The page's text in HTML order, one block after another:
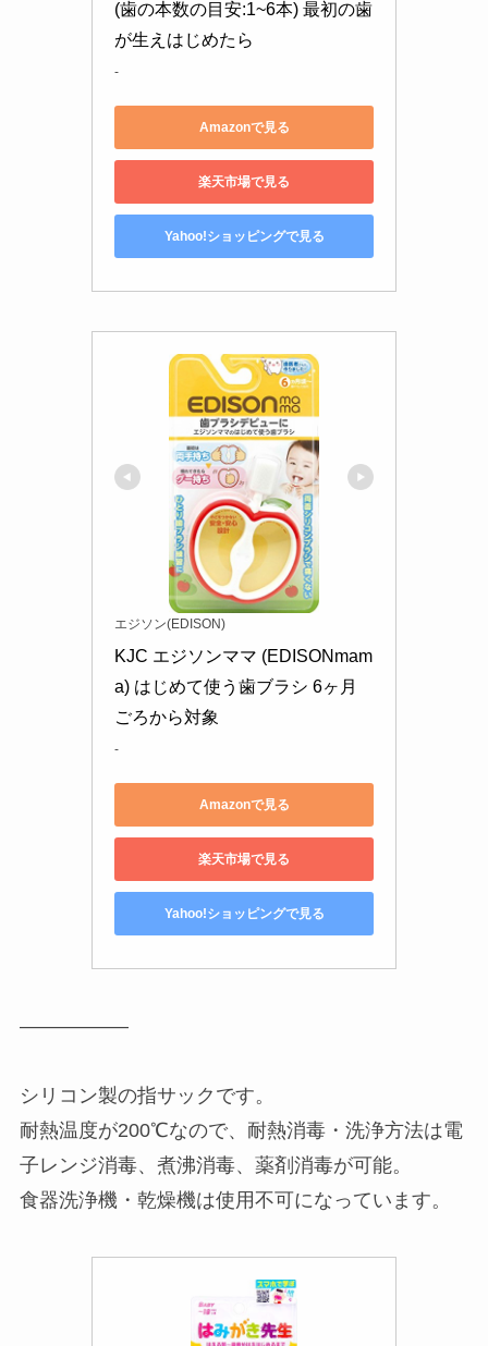
(歯の本数の目安:1~6本) 最初の歯
が生えはじめたら
-
Amazonで見る
楽天市場で見る
Yahoo!ショッピングで見る
エジソン(EDISON)
KJC エジソンママ (EDISONmam
a) はじめて使う歯ブラシ 6ヶ月
ごろから対象
-
Amazonで見る
楽天市場で見る
Yahoo!ショッピングで見る
—————–
シリコン製の指サックです。
耐熱温度が200℃なので、耐熱消毒・洗浄方法は電
子レンジ消毒、煮沸消毒、薬剤消毒が可能。
食器洗浄機・乾燥機は使用不可になっています。